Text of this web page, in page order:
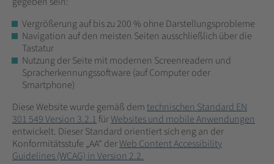
Vergrößerung auf bis zu 200 % ohne Darstellungsprobleme
Navigation auf den meisten Seiten ausschließlich über die
Tastatur
Nutzung der Seite mit modernen Screenreadern und
Spracherkennungssoftware (auf Computer oder
Smartphone)
Diese Website wurde gemäß dem technischen Standard EN
301 549 Version 3.2.1 fürWebsites und mobile Anwendungen
entwickelt. Dieser Standard orientiert sich eng an der
Konformitätsstufe „AA“ derWeb Content Accessibility
Guidelines (WCAG) in Version 2.2.